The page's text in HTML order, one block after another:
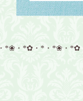
・*❀・*✿・*・*❀・